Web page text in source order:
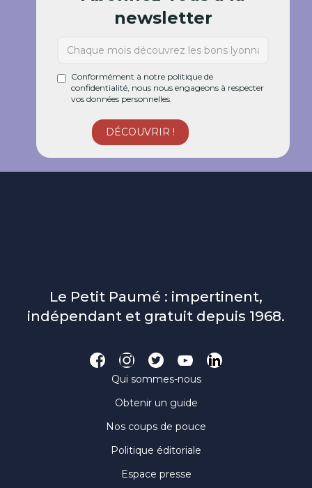
newsletter
Conformément à notre politique de
confidentialité, nous nous engageons à respecter
vos données personnelles.
Le Petit Paumé : impertinent,
indépendant et gratuit depuis 1968.
Qui sommes-nous
Obtenir un guide
Nos coups de pouce
Politique éditoriale
Espace presse